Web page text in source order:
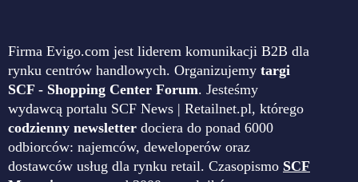
Firma Evigo.com jest liderem komunikacji B2B dla
rynku centrów handlowych. Organizujemy targi
SCF - Shopping Center Forum. Jesteśmy
wydawcą portalu SCF News | Retailnet.pl, którego
codzienny newsletter dociera do ponad 6000
odbiorców: najemców, deweloperów oraz
dostawców usług dla rynku retail. Czasopismo SCF